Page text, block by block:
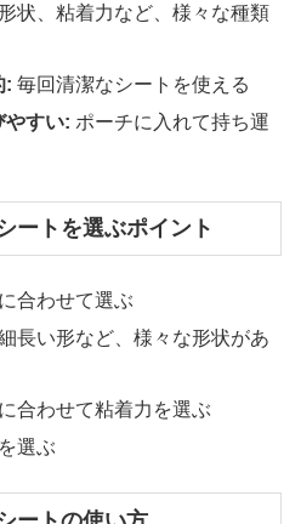
状、粘着力など、様々な種類
: 毎回清潔なシートを使える
やすい: ポーチに入れて持ち運
ートを選ぶポイント
合わせて選ぶ
長い形など、様々な形状があ
合わせて粘着力を選ぶ
選ぶ